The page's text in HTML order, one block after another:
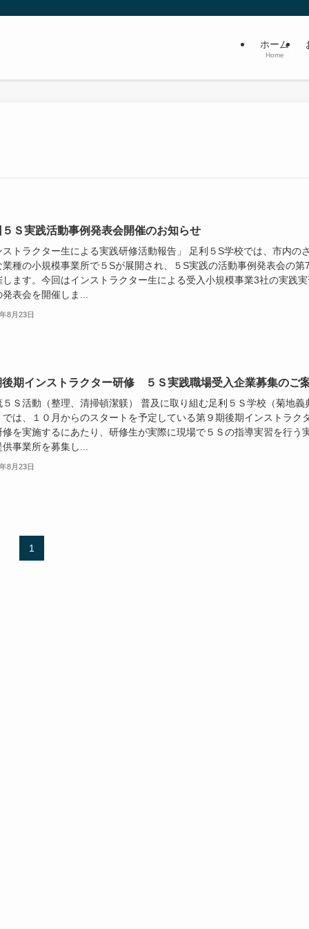
ホーム
Home
Ｓ実践活動事例発表会開催のお知らせ
ストラクター生による実践研修活動報告」 足利５S学校では、市内の
業種の小規模事業所で５Sが展開され、５S実践の活動事例発表会の第
します。今回はインストラクター生による受入小規模事業3社の実践
表会を開催しま...
8月23日
後期インストラクター研修 ５Ｓ実践職場受入企業募集のご
５Ｓ活動（整理、清掃頓潔躾） 普及に取り組む足利５Ｓ学校（菊地義
では、１０月からのスタートを予定している第９期後期インストラク
修を実施するにあたり、研修生が実際に現場で５Ｓの指導実習を行う
事業所を募集し...
8月23日
1